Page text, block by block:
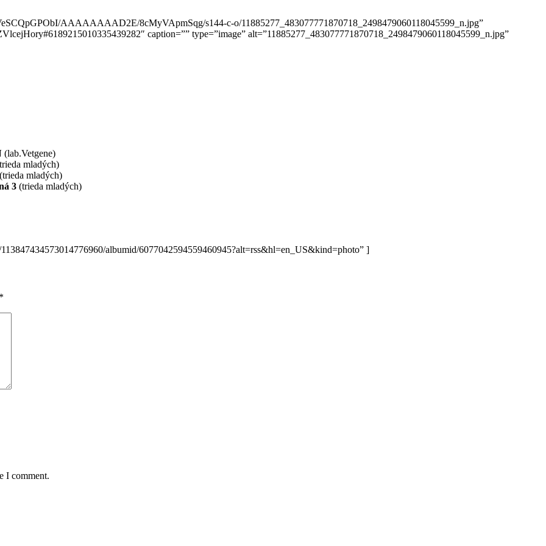
AAAAAAAAD2E/8cMyVApmSqg/s144-c-o/11885277_483077771870718_2498479060118045599_n.jpg”
caption=”” type=”image” alt=”11885277_483077771870718_2498479060118045599_n.jpg”
(lab.Vetgene)
mladých)
mladých)
3 (trieda mladých)
albumid/6077042594559460945?alt=rss&hl=en_US&kind=photo” ]
I comment.